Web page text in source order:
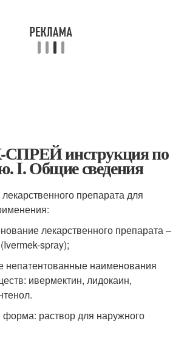
инструкция по
I. Общие сведения
препарата для
лекарственного препарата –
sprаy);
наименования
ивермектин, лидокаин,
форма: раствор для наружного